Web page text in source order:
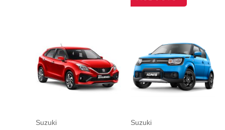
Suzuki Suzuki